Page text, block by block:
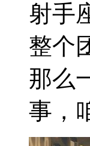
射手
整个
那么
事，